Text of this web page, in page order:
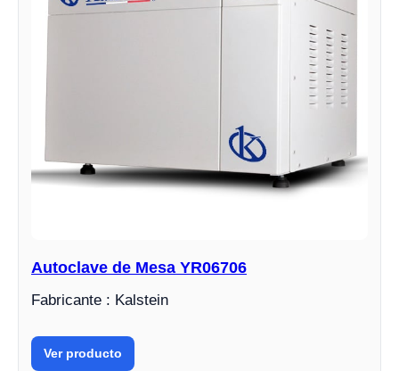
Autoclave de Mesa YR06706
Fabricante : Kalstein
Ver producto